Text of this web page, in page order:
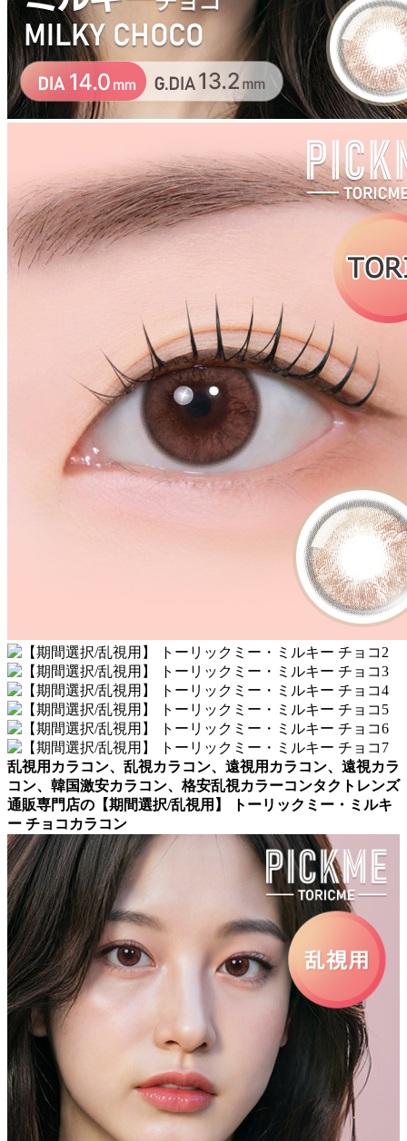
乱視用カラコン、乱視カラコン、遠視用カラコン、遠視カラ
コン、韓国激安カラコン、格安乱視カラーコンタクトレンズ
通販専門店の【期間選択/乱視用】 トーリックミー・ミルキ
ー チョコカラコン